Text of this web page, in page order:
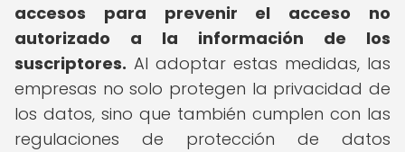
accesos para prevenir el acceso no
autorizado a la información de los
suscriptores. Al adoptar estas medidas, las
empresas no solo protegen la privacidad de
los datos, sino que también cumplen con las
regulaciones de protección de datos